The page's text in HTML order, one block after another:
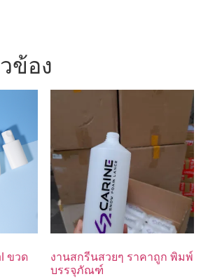
ข้อง
ขวด
งานสกรีนสวยๆ ราคาถูก พิมพ์
บรรจุภัณฑ์